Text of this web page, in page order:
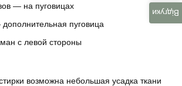
— на пуговицах
пуговица
с левой стороны
возможна небольшая усадка ткани
Відгуки